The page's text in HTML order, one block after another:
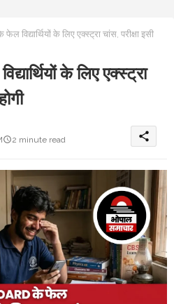
विद्यार्थियों के लिए एक्स्ट्रा चांस, परीक्षा इसी
के लिए एक्स्ट्रा
2 minute read share